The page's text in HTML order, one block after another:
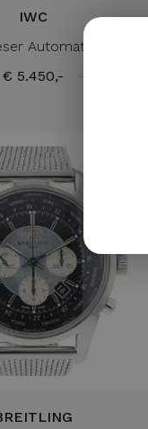
IWC
Automatic 40
€ 5.450,-